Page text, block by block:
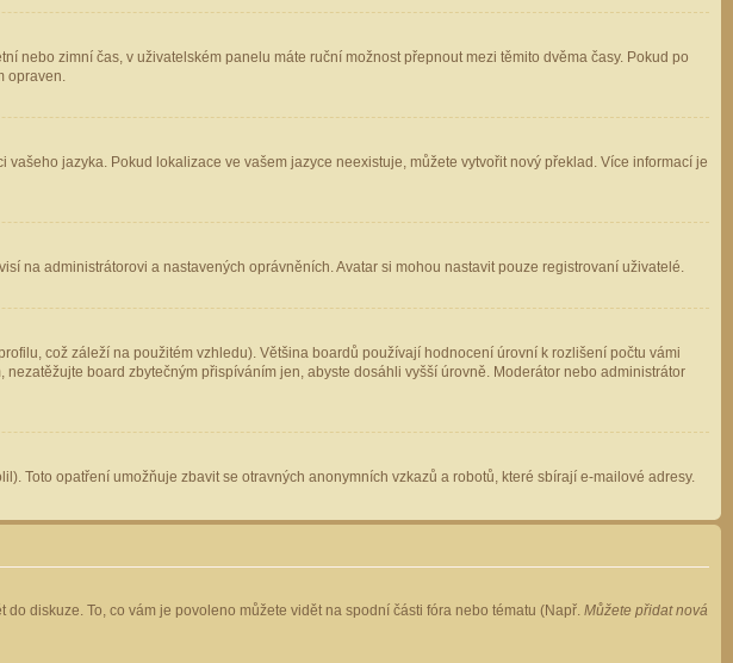
nebo zimní čas, v uživatelském panelu máte ruční možnost přepnout mezi těmito dvěma časy. Pokud po
opraven.
jazyka. Pokud lokalizace ve vašem jazyce neexistuje, můžete vytvořit nový překlad. Více informací je
na administrátorovi a nastavených oprávněních. Avatar si mohou nastavit pouze registrovaní uživatelé.
což záleží na použitém vzhledu). Většina boardů používají hodnocení úrovní k rozlišení počtu vámi
board zbytečným přispíváním jen, abyste dosáhli vyšší úrovně. Moderátor nebo administrátor
Toto opatření umožňuje zbavit se otravných anonymních vzkazů a robotů, které sbírají e-mailové adresy.
diskuze. To, co vám je povoleno můžete vidět na spodní části fóra nebo tématu (Např. Můžete přidat nová